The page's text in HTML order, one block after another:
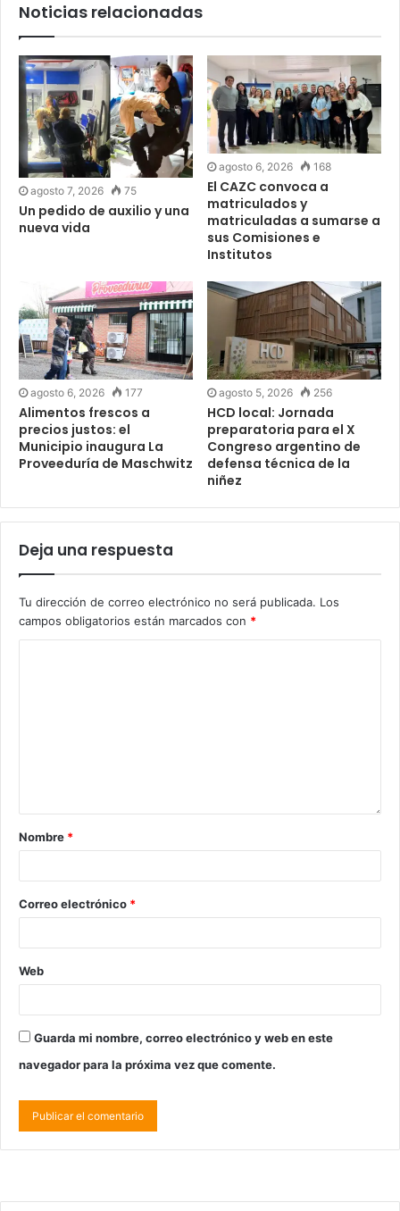
Noticias relacionadas
agosto 7, 2026 75
Un pedido de auxilio y una
nueva vida
agosto 6, 2026 168
El CAZC convoca a
matriculados y
matriculadas a sumarse a
sus Comisiones e
Institutos
agosto 6, 2026 177
Alimentos frescos a
precios justos: el
Municipio inaugura La
Proveeduría de Maschwitz
agosto 5, 2026 256
HCD local: Jornada
preparatoria para el X
Congreso argentino de
defensa técnica de la
niñez
Deja una respuesta
Tu dirección de correo electrónico no será publicada. Los
campos obligatorios están marcados con *
Nombre *
Correo electrónico *
Web
Guarda mi nombre, correo electrónico y web en este
navegador para la próxima vez que comente.